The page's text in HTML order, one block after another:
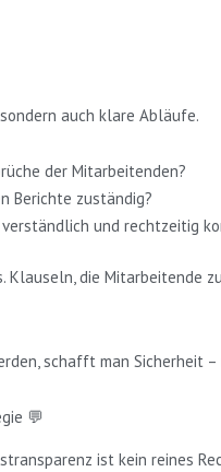
auch klare Abläufe.
der Mitarbeitenden?
Berichte zuständig?
und rechtzeitig
die Mitarbeitende
schafft man Sicherheit
💬
ist kein reines